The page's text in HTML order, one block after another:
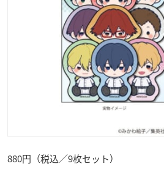
880円（税込／9枚セット）